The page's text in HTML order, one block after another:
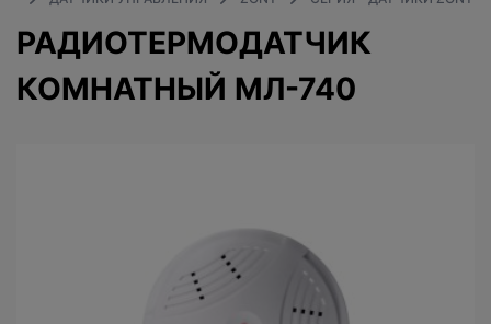
РАДИОТЕРМОДАТЧИК
КОМНАТНЫЙ МЛ-740